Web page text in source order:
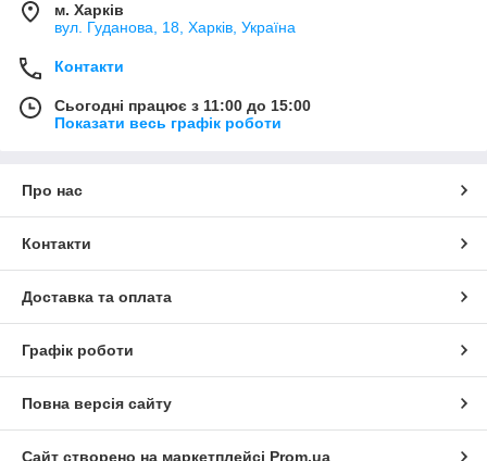
м. Харків
вул. Гуданова, 18, Харків, Україна
Контакти
Сьогодні працює з 11:00 до 15:00
Показати весь графік роботи
Про нас
Контакти
Доставка та оплата
Графік роботи
Повна версія сайту
Сайт створено на маркетплейсі Prom.ua